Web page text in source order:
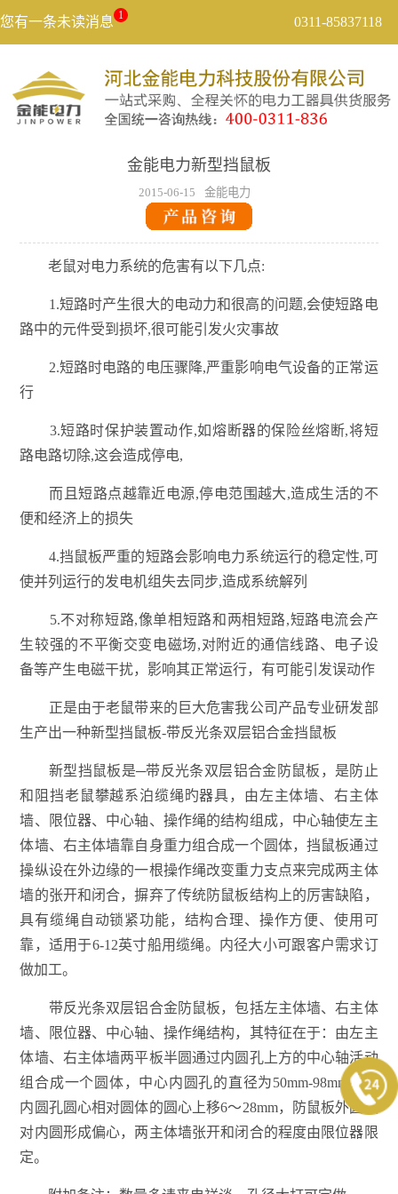
您有一条未读消息 1 0311-85837118
金能电力新型挡鼠板
2015-06-15 金能电力
老鼠对电力系统的危害有以下几点:
1.短路时产生很大的电动力和很高的问题,会使短路电
路中的元件受到损坏,很可能引发火灾事故
2.短路时电路的电压骤降,严重影响电气设备的正常运
行
3.短路时保护装置动作,如熔断器的保险丝熔断,将短
路电路切除,这会造成停电,
而且短路点越靠近电源,停电范围越大,造成生活的不
便和经济上的损失
4.挡鼠板严重的短路会影响电力系统运行的稳定性,可
使并列运行的发电机组失去同步,造成系统解列
5.不对称短路,像单相短路和两相短路,短路电流会产
生较强的不平衡交变电磁场,对附近的通信线路、电子设
备等产生电磁干扰，影响其正常运行，有可能引发误动作
正是由于老鼠带来的巨大危害我公司产品专业研发部
生产出一种新型挡鼠板-带反光条双层铝合金挡鼠板
新型挡鼠板是─带反光条双层铝合金防鼠板，是防止
和阻挡老鼠攀越系泊缆绳旳器具，由左主体墙、右主体
墙、限位器、中心轴、操作绳的结构组成，中心轴使左主
体墙、右主体墙靠自身重力组合成一个圆体，挡鼠板通过
操纵设在外边缘的一根操作绳改变重力支点来完成两主体
墙的张开和闭合，摒弃了传统防鼠板结构上的厉害缺陷，
具有缆绳自动锁紧功能，结构合理、操作方便、使用可
靠，适用于6-12英寸船用缆绳。内径大小可跟客户需求订
做加工。
带反光条双层铝合金防鼠板，包括左主体墙、右主体
墙、限位器、中心轴、操作绳结构，其特征在于：由左主
体墙、右主体墙两平板半圆通过内圆孔上方的中心轴活动
组合成一个圆体，中心内圆孔的直径为50mm-98mm，其
内圆孔圆心相对圆体的圆心上移6～28mm，防鼠板外圆相
对内圆形成偏心，两主体墙张开和闭合的程度由限位器限
定。